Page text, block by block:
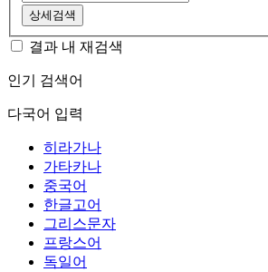
상세검색
결과 내 재검색
인기 검색어
다국어 입력
히라가나
가타카나
중국어
한글고어
그리스문자
프랑스어
독일어